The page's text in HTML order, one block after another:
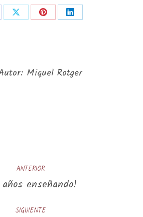
Share
Share
Share
Miquel Rotger
ANTERIOR
Publicación
años enseñando!
SIGUIENTE